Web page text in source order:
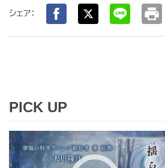
シェア： print
PICK UP